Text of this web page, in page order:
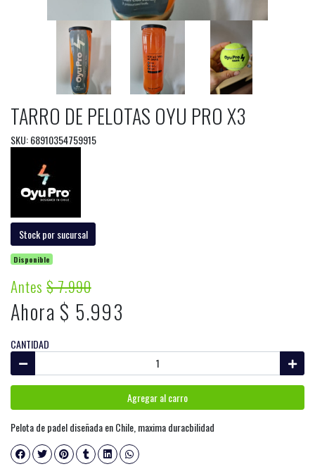
TARRO DE PELOTAS OYU PRO X3
SKU: 68910354759915
Stock por sucursal
Disponible
Antes$ 7.990
Ahora $ 5.993
CANTIDAD
Agregar al carro
Pelota de padel diseñada en Chile, maxima duracbilidad